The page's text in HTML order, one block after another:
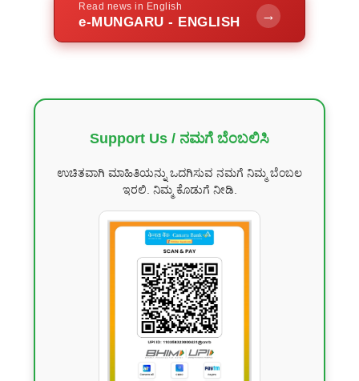
Read news in English
e-MUNGARU - ENGLISH →
Support Us / ನಮಗೆ ಬೆಂಬಲಿಸಿ
ಉಚಿತವಾಗಿ ಮಾಹಿತಿಯನ್ನು ಒದಗಿಸುವ ನಮಗೆ ನಿಮ್ಮ ಬೆಂಬಲ
ಇರಲಿ. ನಿಮ್ಮ ಕೊಡುಗೆ ನೀಡಿ.